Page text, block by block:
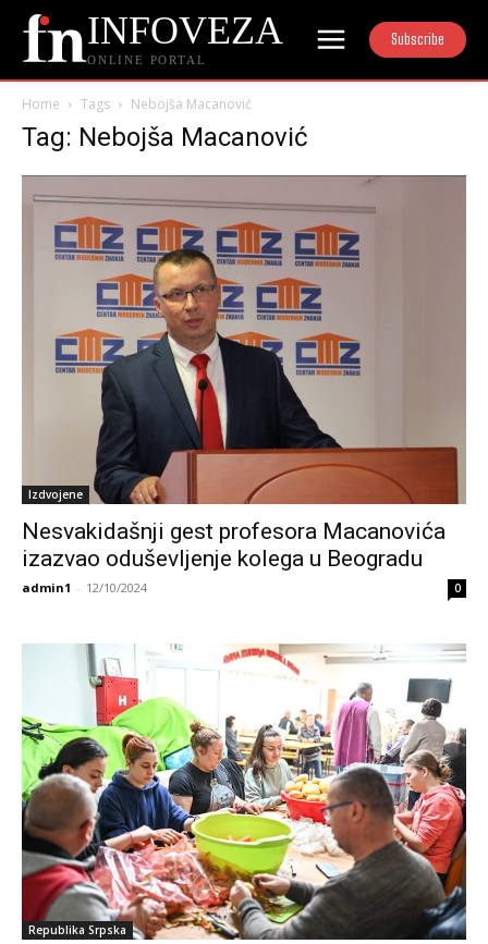
INFOVEZA
ONLINE PORTAL
Subscribe
Home Tags Nebojša Macanović
Tag: Nebojša Macanović
Izdvojene
Nesvakidašnji gest profesora Macanovića
izazvao oduševljenje kolega u Beogradu
admin1 - 12/10/2024 0
Republika Srpska